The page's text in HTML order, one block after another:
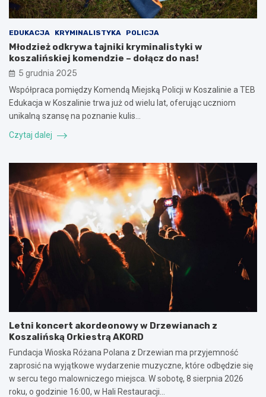
EDUKACJA KRYMINALISTYKA POLICJA
Młodzież odkrywa tajniki kryminalistyki w
koszalińskiej komendzie – dołącz do nas!
5 grudnia 2025
Współpraca pomiędzy Komendą Miejską Policji w Koszalinie a TEB
Edukacja w Koszalinie trwa już od wielu lat, oferując uczniom
unikalną szansę na poznanie kulis…
Czytaj dalej
Letni koncert akordeonowy w Drzewianach z
Koszalińską Orkiestrą AKORD
Fundacja Wioska Różana Polana z Drzewian ma przyjemność
zaprosić na wyjątkowe wydarzenie muzyczne, które odbędzie się
w sercu tego malowniczego miejsca. W sobotę, 8 sierpnia 2026
roku, o godzinie 16:00, w Hali Restauracji…